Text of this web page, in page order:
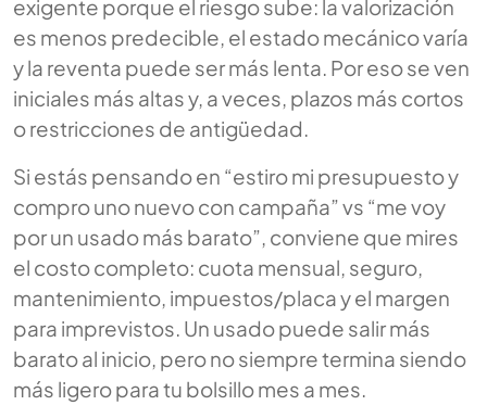
exigente porque el riesgo sube: la valorización
es menos predecible, el estado mecánico varía
y la reventa puede ser más lenta. Por eso se ven
iniciales más altas y, a veces, plazos más cortos
o restricciones de antigüedad.
Si estás pensando en “estiro mi presupuesto y
compro uno nuevo con campaña” vs “me voy
por un usado más barato”, conviene que mires
el costo completo: cuota mensual, seguro,
mantenimiento, impuestos/placa y el margen
para imprevistos. Un usado puede salir más
barato al inicio, pero no siempre termina siendo
más ligero para tu bolsillo mes a mes.